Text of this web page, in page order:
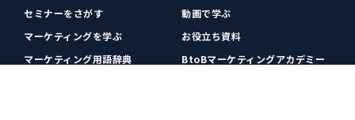
セミナーをさがす
動画で学ぶ
マーケティングを学ぶ
お役立ち資料
マーケティング用語辞典
BtoBマーケティングアカデミー